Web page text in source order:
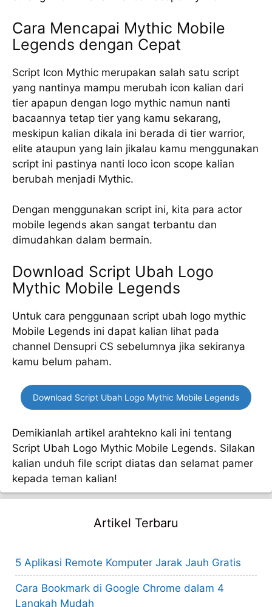
Cara Mencapai Mythic Mobile
Legends dengan Cepat
Script Icon Mythic merupakan salah satu script
yang nantinya mampu merubah icon kalian dari
tier apapun dengan logo mythic namun nanti
bacaannya tetap tier yang kamu sekarang,
meskipun kalian dikala ini berada di tier warrior,
elite ataupun yang lain jikalau kamu menggunakan
script ini pastinya nanti loco icon scope kalian
berubah menjadi Mythic.
Dengan menggunakan script ini, kita para actor
mobile legends akan sangat terbantu dan
dimudahkan dalam bermain.
Download Script Ubah Logo
Mythic Mobile Legends
Untuk cara penggunaan script ubah logo mythic
Mobile Legends ini dapat kalian lihat pada
channel Densupri CS sebelumnya jika sekiranya
kamu belum paham.
Download Script Ubah Logo Mythic Mobile Legends
Demikianlah artikel arahtekno kali ini tentang
Script Ubah Logo Mythic Mobile Legends. Silakan
kalian unduh file script diatas dan selamat pamer
kepada teman kalian!
Artikel Terbaru
5 Aplikasi Remote Komputer Jarak Jauh Gratis
Cara Bookmark di Google Chrome dalam 4
Langkah Mudah